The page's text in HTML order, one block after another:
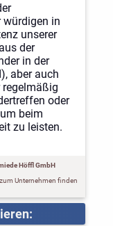
würdigen in
unserer
der
in der
aber auch
regelmäßig
oder
beim
zu leisten.
Höffl GmbH
Unternehmen finden